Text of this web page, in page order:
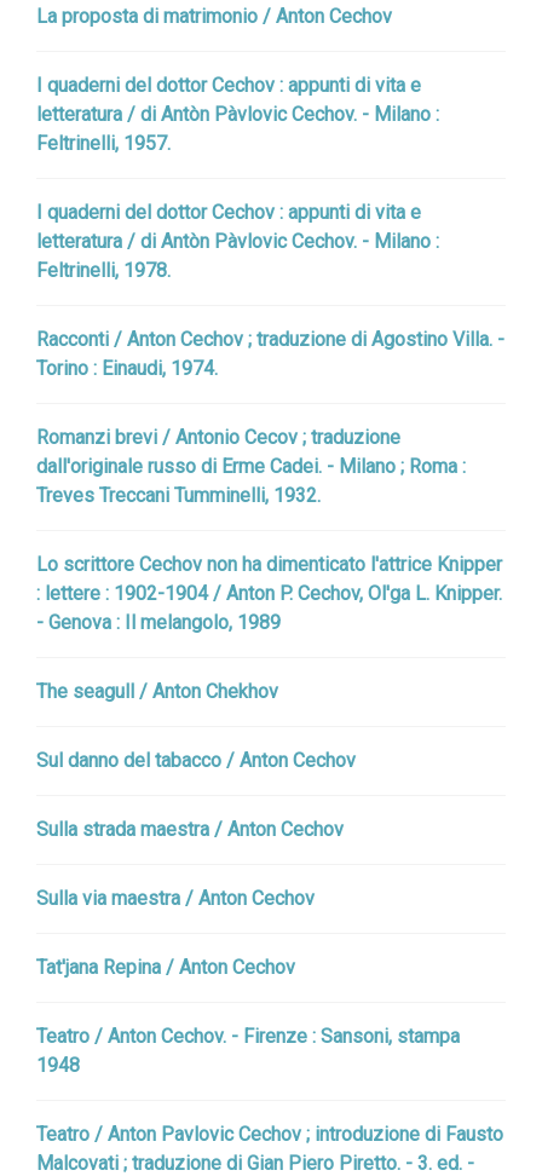
La proposta di matrimonio / Anton Cechov
I quaderni del dottor Cechov : appunti di vita e
letteratura / di Antòn Pàvlovic Cechov. - Milano :
Feltrinelli, 1957.
I quaderni del dottor Cechov : appunti di vita e
letteratura / di Antòn Pàvlovic Cechov. - Milano :
Feltrinelli, 1978.
Racconti / Anton Cechov ; traduzione di Agostino Villa. -
Torino : Einaudi, 1974.
Romanzi brevi / Antonio Cecov ; traduzione
dall'originale russo di Erme Cadei. - Milano ; Roma :
Treves Treccani Tumminelli, 1932.
Lo scrittore Cechov non ha dimenticato l'attrice Knipper
: lettere : 1902-1904 / Anton P. Cechov, Ol'ga L. Knipper.
- Genova : Il melangolo, 1989
The seagull / Anton Chekhov
Sul danno del tabacco / Anton Cechov
Sulla strada maestra / Anton Cechov
Sulla via maestra / Anton Cechov
Tat'jana Repina / Anton Cechov
Teatro / Anton Cechov. - Firenze : Sansoni, stampa
1948
Teatro / Anton Pavlovic Cechov ; introduzione di Fausto
Malcovati ; traduzione di Gian Piero Piretto. - 3. ed. -